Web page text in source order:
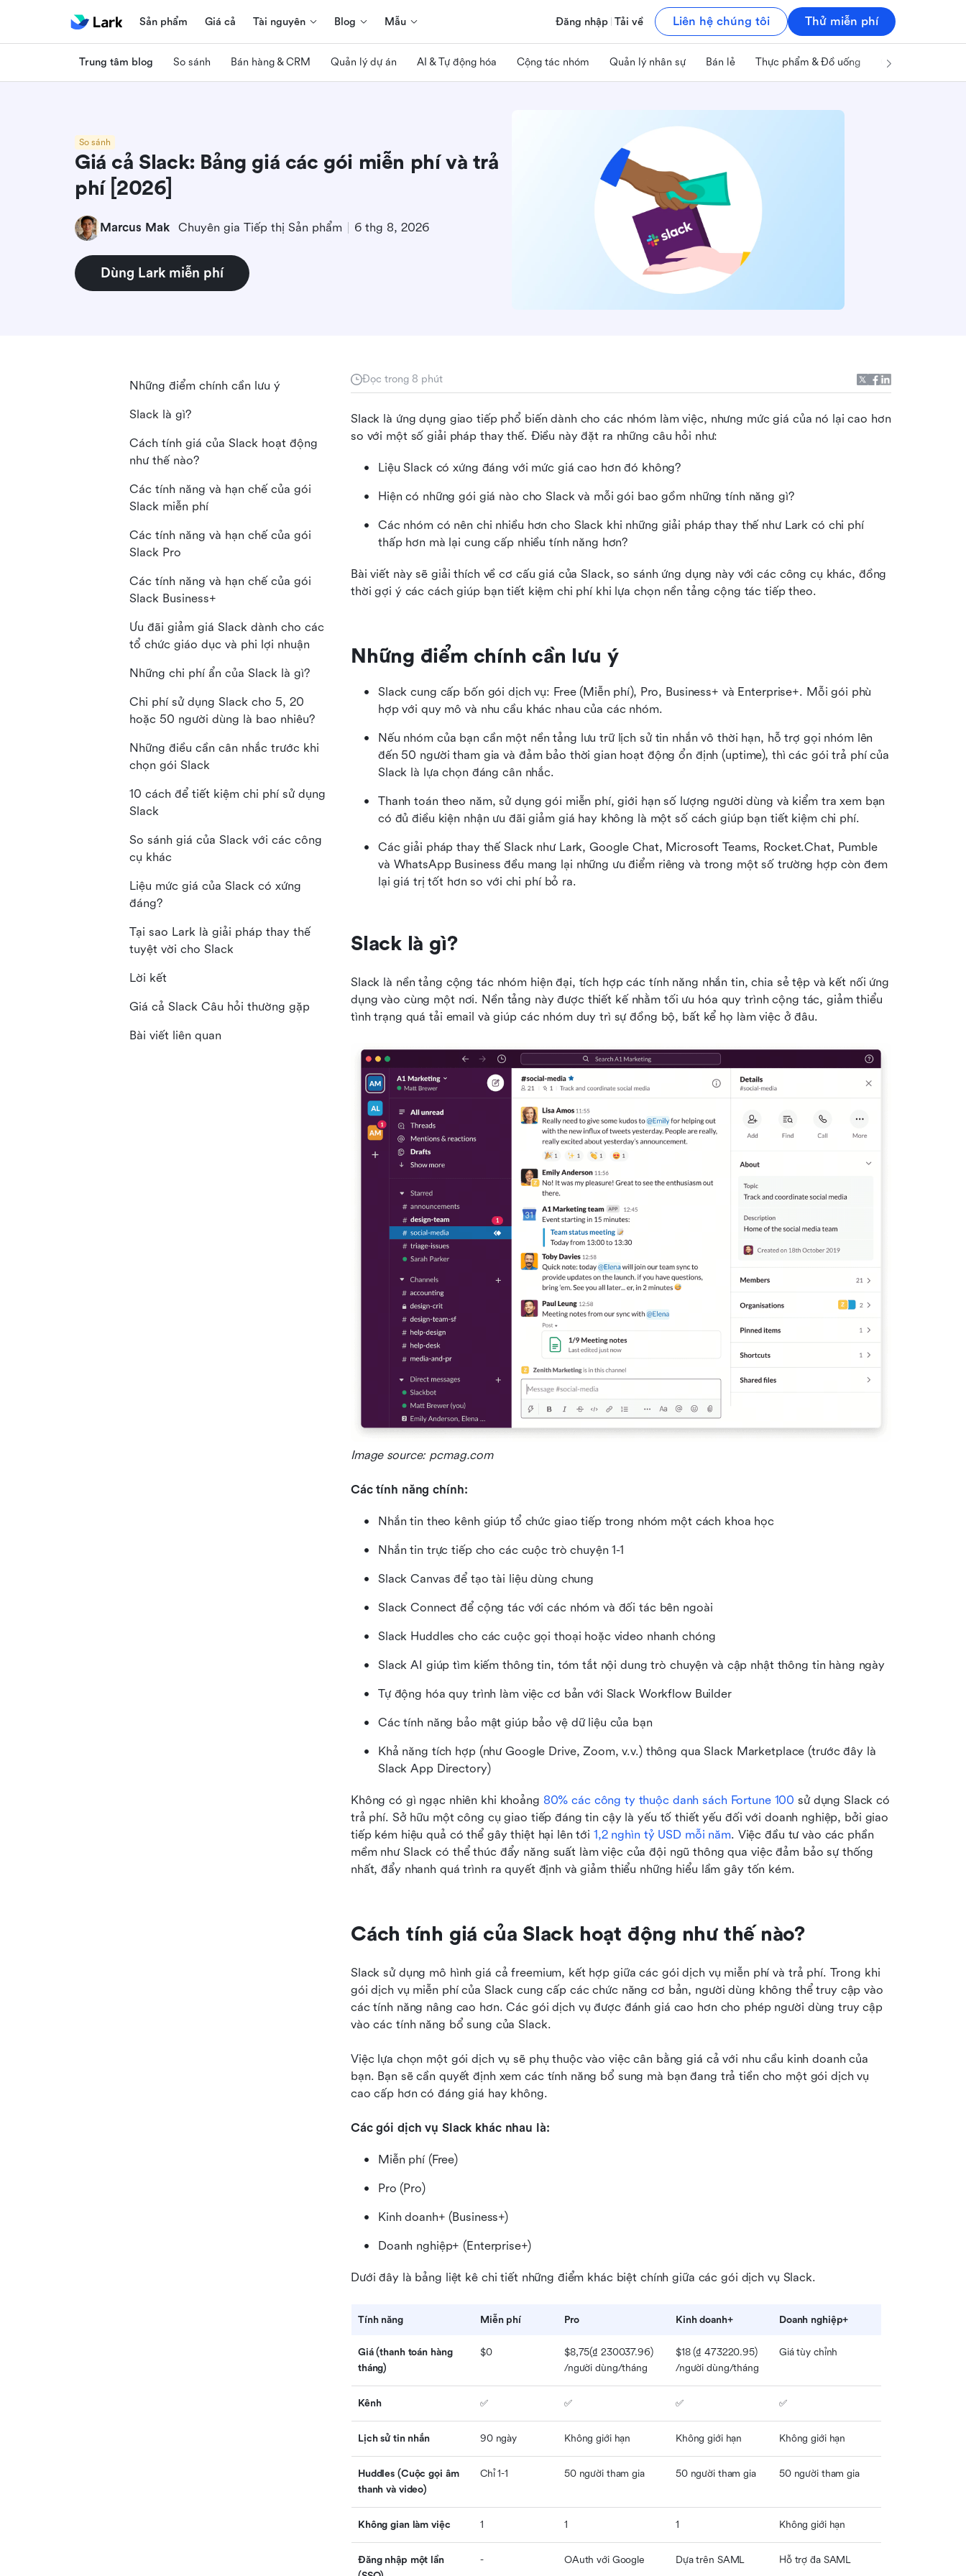
Sản phẩm Giá cả Tài nguyên Blog Mẫu Đăng nhập Tải về Liên hệ chúng tôi Thử miễn phí
Trung tâm blog So sánh Bán hàng & CRM Quản lý dự án AI & Tự động hóa Cộng tác nhóm Quản lý nhân sự Bán lẻ Thực phẩm & Đồ uống Công nghệ & IT
So sánh
Giá cả Slack: Bảng giá các gói miễn phí và trả
phí [2026]
Marcus Mak Chuyên gia Tiếp thị Sản phẩm 6 thg 8, 2026
Dùng Lark miễn phí
Đọc trong 8 phút
Slack là ứng dụng giao tiếp phổ biến dành cho các nhóm làm việc, nhưng mức giá của nó lại cao hơn
so với một số giải pháp thay thế. Điều này đặt ra những câu hỏi như:
Liệu Slack có xứng đáng với mức giá cao hơn đó không?
Hiện có những gói giá nào cho Slack và mỗi gói bao gồm những tính năng gì?
Các nhóm có nên chi nhiều hơn cho Slack khi những giải pháp thay thế như Lark có chi phí
thấp hơn mà lại cung cấp nhiều tính năng hơn?
Bài viết này sẽ giải thích về cơ cấu giá của Slack, so sánh ứng dụng này với các công cụ khác, đồng
thời gợi ý các cách giúp bạn tiết kiệm chi phí khi lựa chọn nền tảng cộng tác tiếp theo.
Những điểm chính cần lưu ý
Slack cung cấp bốn gói dịch vụ: Free (Miễn phí), Pro, Business+ và Enterprise+. Mỗi gói phù
hợp với quy mô và nhu cầu khác nhau của các nhóm.
Nếu nhóm của bạn cần một nền tảng lưu trữ lịch sử tin nhắn vô thời hạn, hỗ trợ gọi nhóm lên
đến 50 người tham gia và đảm bảo thời gian hoạt động ổn định (uptime), thì các gói trả phí của
Slack là lựa chọn đáng cân nhắc.
Thanh toán theo năm, sử dụng gói miễn phí, giới hạn số lượng người dùng và kiểm tra xem bạn
có đủ điều kiện nhận ưu đãi giảm giá hay không là một số cách giúp bạn tiết kiệm chi phí.
Các giải pháp thay thế Slack như Lark, Google Chat, Microsoft Teams, Rocket.Chat, Pumble
và WhatsApp Business đều mang lại những ưu điểm riêng và trong một số trường hợp còn đem
lại giá trị tốt hơn so với chi phí bỏ ra.
Slack là gì?
Slack là nền tảng cộng tác nhóm hiện đại, tích hợp các tính năng nhắn tin, chia sẻ tệp và kết nối ứng
dụng vào cùng một nơi. Nền tảng này được thiết kế nhằm tối ưu hóa quy trình cộng tác, giảm thiểu
tình trạng quá tải email và giúp các nhóm duy trì sự đồng bộ, bất kể họ làm việc ở đâu.
Image source: pcmag.com
Các tính năng chính:
Nhắn tin theo kênh giúp tổ chức giao tiếp trong nhóm một cách khoa học
Nhắn tin trực tiếp cho các cuộc trò chuyện 1-1
Slack Canvas để tạo tài liệu dùng chung
Slack Connect để cộng tác với các nhóm và đối tác bên ngoài
Slack Huddles cho các cuộc gọi thoại hoặc video nhanh chóng
Slack AI giúp tìm kiếm thông tin, tóm tắt nội dung trò chuyện và cập nhật thông tin hàng ngày
Tự động hóa quy trình làm việc cơ bản với Slack Workflow Builder
Các tính năng bảo mật giúp bảo vệ dữ liệu của bạn
Khả năng tích hợp (như Google Drive, Zoom, v.v.) thông qua Slack Marketplace (trước đây là
Slack App Directory)
Không có gì ngạc nhiên khi khoảng 80% các công ty thuộc danh sách Fortune 100 sử dụng Slack có
trả phí. Sở hữu một công cụ giao tiếp đáng tin cậy là yếu tố thiết yếu đối với doanh nghiệp, bởi giao
tiếp kém hiệu quả có thể gây thiệt hại lên tới 1,2 nghìn tỷ USD mỗi năm. Việc đầu tư vào các phần
mềm như Slack có thể thúc đẩy năng suất làm việc của đội ngũ thông qua việc đảm bảo sự thống
nhất, đẩy nhanh quá trình ra quyết định và giảm thiểu những hiểu lầm gây tốn kém.
Cách tính giá của Slack hoạt động như thế nào?
Slack sử dụng mô hình giá cả freemium, kết hợp giữa các gói dịch vụ miễn phí và trả phí. Trong khi
gói dịch vụ miễn phí của Slack cung cấp các chức năng cơ bản, người dùng không thể truy cập vào
các tính năng nâng cao hơn. Các gói dịch vụ được đánh giá cao hơn cho phép người dùng truy cập
vào các tính năng bổ sung của Slack.
Việc lựa chọn một gói dịch vụ sẽ phụ thuộc vào việc cân bằng giá cả với nhu cầu kinh doanh của
bạn. Bạn sẽ cần quyết định xem các tính năng bổ sung mà bạn đang trả tiền cho một gói dịch vụ
cao cấp hơn có đáng giá hay không.
Các gói dịch vụ Slack khác nhau là:
Miễn phí (Free)
Pro (Pro)
Kinh doanh+ (Business+)
Doanh nghiệp+ (Enterprise+)
Dưới đây là bảng liệt kê chi tiết những điểm khác biệt chính giữa các gói dịch vụ Slack.
Tính năng Miễn phí Pro Kinh doanh+ Doanh nghiệp+
Giá (thanh toán hàng
tháng)
$0
$8,75(₫ 230037.96)
/người dùng/tháng
$18 (₫ 473220.95)
/người dùng/tháng
Giá tùy chỉnh
Kênh ✅ ✅ ✅ ✅
Lịch sử tin nhắn 90 ngày Không giới hạn Không giới hạn Không giới hạn
Huddles (Cuộc gọi âm
thanh và video)
Chỉ 1-1 50 người tham gia 50 người tham gia 50 người tham gia
Không gian làm việc 1 1 1 Không giới hạn
Đăng nhập một lần
- OAuth với Google Dựa trên SAML Hỗ trợ đa SAML
Những điểm chính cần lưu ý
Slack là gì?
Cách tính giá của Slack hoạt động
như thế nào?
Các tính năng và hạn chế của gói
Slack miễn phí
Các tính năng và hạn chế của gói
Slack Pro
Các tính năng và hạn chế của gói
Slack Business+
Ưu đãi giảm giá Slack dành cho các
tổ chức giáo dục và phi lợi nhuận
Những chi phí ẩn của Slack là gì?
Chi phí sử dụng Slack cho 5, 20
hoặc 50 người dùng là bao nhiêu?
Những điều cần cân nhắc trước khi
chọn gói Slack
10 cách để tiết kiệm chi phí sử dụng
Slack
So sánh giá của Slack với các công
cụ khác
Liệu mức giá của Slack có xứng
đáng?
Tại sao Lark là giải pháp thay thế
tuyệt vời cho Slack
Lời kết
Giá cả Slack Câu hỏi thường gặp
Bài viết liên quan